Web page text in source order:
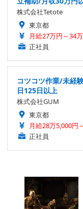
株式会社Tetote
東京都
月給27万円～34
正社員
コツコツ作業/未経
日125日以上
株式会社GUM
東京都
月給28万5,000円
正社員